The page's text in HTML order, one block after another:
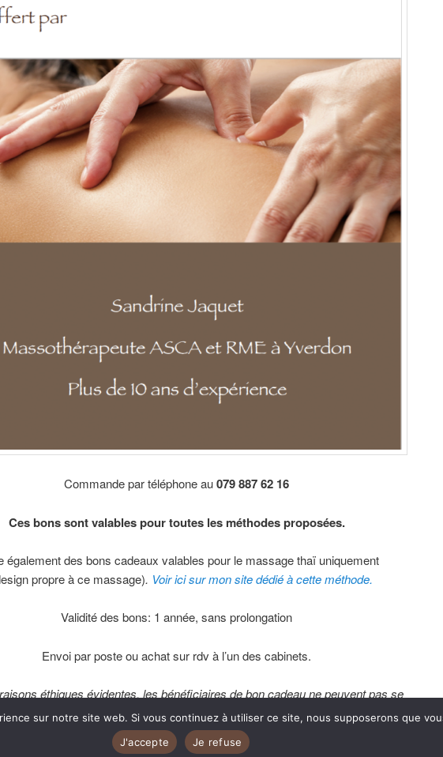
Commande par téléphone au079 887 62 16
Ces bons sont valables pour toutes les méthodes proposées.
également des bons cadeaux valables pour le massage thaï uniquement
propre à ce massage). Voir ici sur mon site dédié à cette méthode.
Validité des bons: 1 année, sans prolongation
Envoi par poste ou achat sur rdv à l’un des cabinets.
éthiques évidentes, les bénéficiaires de bon cadeau ne peuvent pas se
faire rembourser la séance par leur assurance complémentaire.
sur notre site web. Si vous continuez à utiliser ce site, nous supposerons que
J'accepte
Je refuse